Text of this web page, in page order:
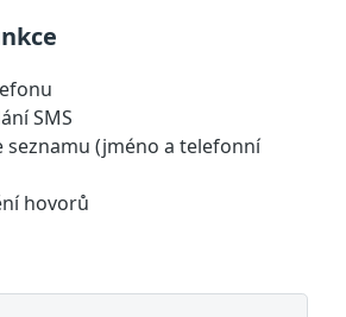
SMS
seznamu (jméno a telefonní
hovorů